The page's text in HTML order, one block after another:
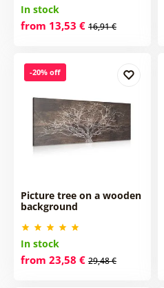
In stock
from 13,53 € 16,91 €
-20% off
Picture tree on a wooden
background
In stock
from 23,58 € 29,48 €